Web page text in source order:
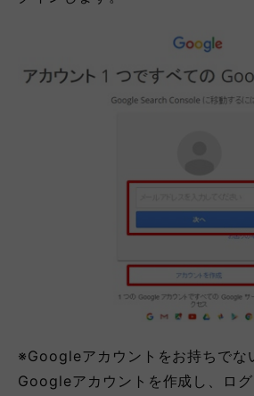
※Googleアカウントをお持ちでな
Googleアカウントを作成し、ロ